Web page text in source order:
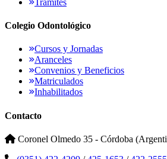
Colegio Odontológico
Cursos y Jornadas
Aranceles
Convenios y Beneficios
Matriculados
Inhabilitados
Contacto
Coronel Olmedo 35 - Córdoba